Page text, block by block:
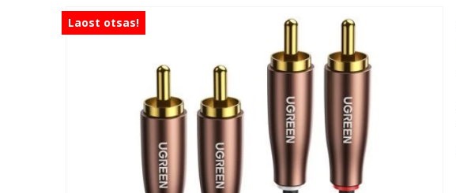
Laost otsas!